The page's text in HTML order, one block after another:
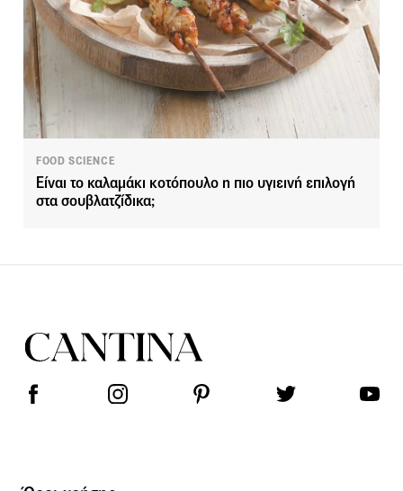
FOOD SCIENCE
Είναι το καλαμάκι κοτόπουλο η πιο υγιεινή επιλογή
στα σουβλατζίδικα;